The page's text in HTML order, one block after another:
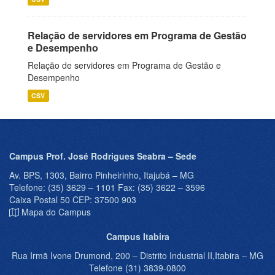
Relação de servidores em Programa de Gestão
e Desempenho
Relação de servidores em Programa de Gestão e
Desempenho
CSV
Campus Prof. José Rodrigues Seabra – Sede
Av. BPS, 1303, Bairro Pinheirinho, Itajubá – MG
Telefone: (35) 3629 – 1101 Fax: (35) 3622 – 3596
Caixa Postal 50 CEP: 37500 903
Mapa do Campus
Campus Itabira
Rua Irmã Ivone Drumond, 200 – Distrito Industrial II,Itabira – MG
Telefone (31) 3839-0800